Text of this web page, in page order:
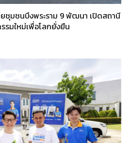
ยชุมชนบึงพระราม 9 พัฒนา เปิดสถานี
รมใหม่เพื่อโลกยั่งยืน